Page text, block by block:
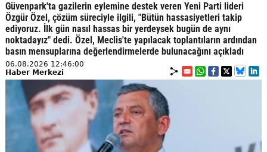
Güvenpark'ta gazilerin eylemine destek veren Yeni Parti lideri
Özgür Özel, çözüm süreciyle ilgili, "Bütün hassasiyetleri takip
ediyoruz. İlk gün nasıl hassas bir yerdeysek bugün de aynı
noktadayız" dedi. Özel, Meclis'te yapılacak toplantıların ardından
basın mensuplarına değerlendirmelerde bulunacağını açıkladı
06.08.2026 12:46:00
Haber Merkezi